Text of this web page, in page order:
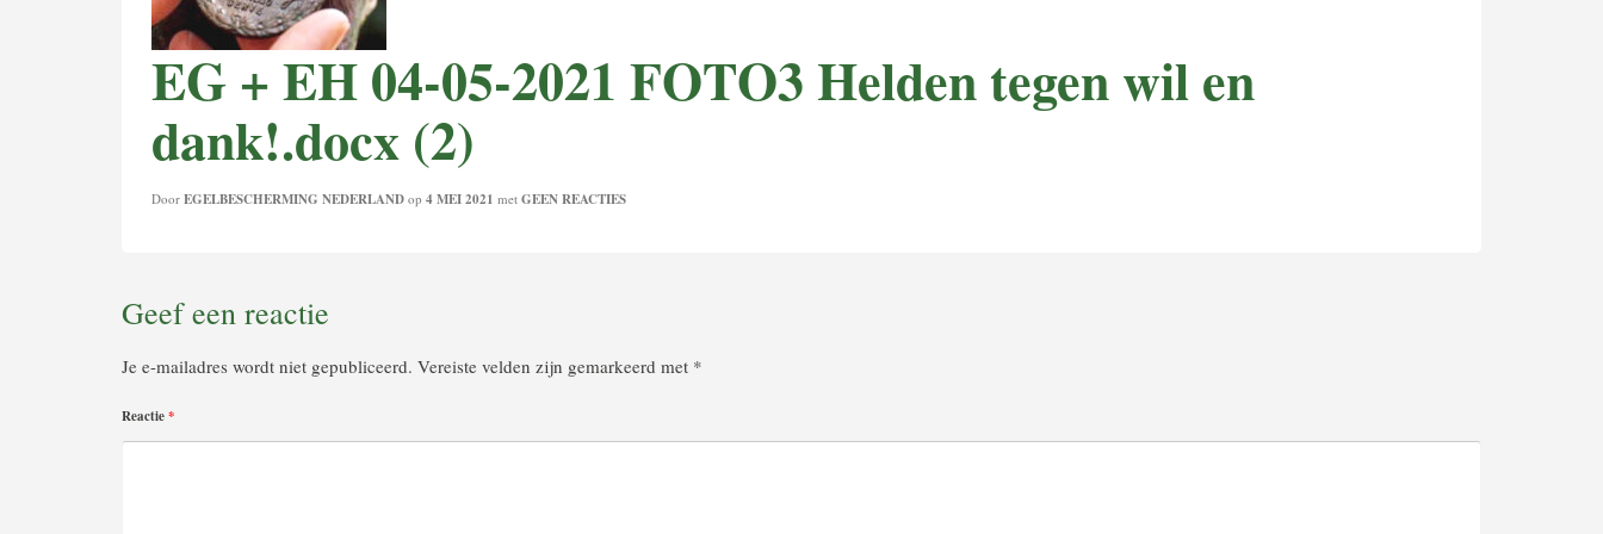
EG + EH 04-05-2021 FOTO3 Helden tegen wil en
dank!.docx (2)
Door EGELBESCHERMING NEDERLAND op 4 MEI 2021 met GEEN REACTIES
Geef een reactie
Je e-mailadres wordt niet gepubliceerd. Vereiste velden zijn gemarkeerd met *
Reactie*